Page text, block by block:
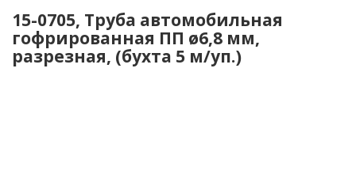
15-0705, Трубa автомобильная
гофрированная ПП ø6,8 мм,
разрезная, (бухта 5 м/уп.)